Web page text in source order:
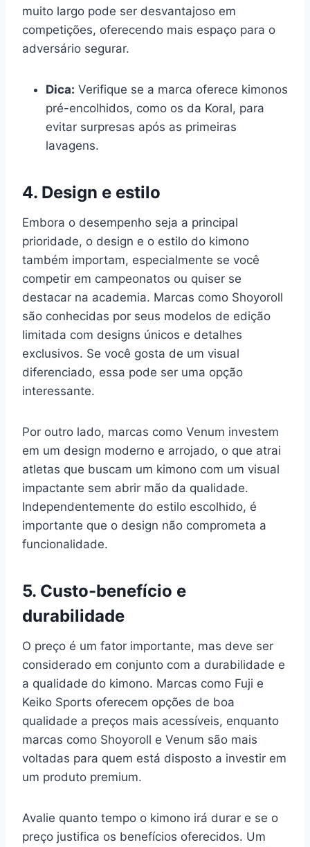
muito largo pode ser desvantajoso em
competições, oferecendo mais espaço para o
adversário segurar.
Dica: Verifique se a marca oferece kimonos
pré-encolhidos, como os da Koral, para
evitar surpresas após as primeiras
lavagens.
4. Design e estilo
Embora o desempenho seja a principal
prioridade, o design e o estilo do kimono
também importam, especialmente se você
competir em campeonatos ou quiser se
destacar na academia. Marcas como Shoyoroll
são conhecidas por seus modelos de edição
limitada com designs únicos e detalhes
exclusivos. Se você gosta de um visual
diferenciado, essa pode ser uma opção
interessante.
Por outro lado, marcas como Venum investem
em um design moderno e arrojado, o que atrai
atletas que buscam um kimono com um visual
impactante sem abrir mão da qualidade.
Independentemente do estilo escolhido, é
importante que o design não comprometa a
funcionalidade.
5. Custo-benefício e
durabilidade
O preço é um fator importante, mas deve ser
considerado em conjunto com a durabilidade e
a qualidade do kimono. Marcas como Fuji e
Keiko Sports oferecem opções de boa
qualidade a preços mais acessíveis, enquanto
marcas como Shoyoroll e Venum são mais
voltadas para quem está disposto a investir em
um produto premium.
Avalie quanto tempo o kimono irá durar e se o
preço justifica os benefícios oferecidos. Um